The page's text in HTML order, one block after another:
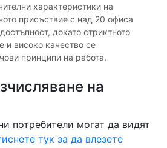
характеристики на
присъствие с над 20 офиса
докато стриктното
и високо качество се
принципи на работа.
на
потребители могат да видят
тук за да влезете